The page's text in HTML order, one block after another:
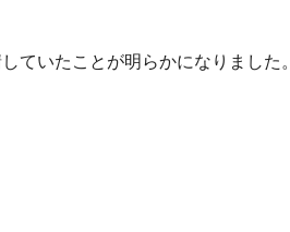
ていたことが明らかになりました。